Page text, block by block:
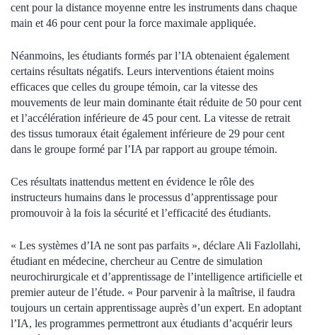
cent pour la distance moyenne entre les instruments dans chaque
main et 46 pour cent pour la force maximale appliquée.
Néanmoins, les étudiants formés par l’IA obtenaient également
certains résultats négatifs. Leurs interventions étaient moins
efficaces que celles du groupe témoin, car la vitesse des
mouvements de leur main dominante était réduite de 50 pour cent
et l’accélération inférieure de 45 pour cent. La vitesse de retrait
des tissus tumoraux était également inférieure de 29 pour cent
dans le groupe formé par l’IA par rapport au groupe témoin.
Ces résultats inattendus mettent en évidence le rôle des
instructeurs humains dans le processus d’apprentissage pour
promouvoir à la fois la sécurité et l’efficacité des étudiants.
« Les systèmes d’IA ne sont pas parfaits », déclare Ali Fazlollahi,
étudiant en médecine, chercheur au Centre de simulation
neurochirurgicale et d’apprentissage de l’intelligence artificielle et
premier auteur de l’étude. « Pour parvenir à la maîtrise, il faudra
toujours un certain apprentissage auprès d’un expert. En adoptant
l’IA, les programmes permettront aux étudiants d’acquérir leurs